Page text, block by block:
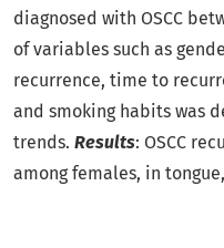
diagnosed with OSCC
of variables such as
recurrence, time to
and smoking habits was
trends. Results: OSCC
among females, in